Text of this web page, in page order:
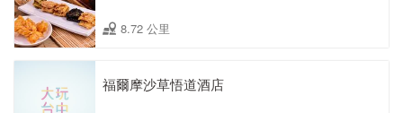
8.72 公里
福爾摩沙草悟道酒店